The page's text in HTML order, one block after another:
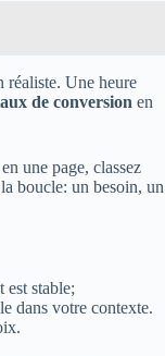
réaliste. Une heure
de conversion en
une page, classez
boucle: un besoin, un
est stable;
dans votre contexte.